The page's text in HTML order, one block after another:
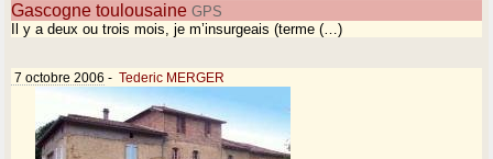
Gascogne toulousaine GPS
Il y a deux ou trois mois, je m’insurgeais (terme (…)
7 octobre 2006 - Tederic MERGER